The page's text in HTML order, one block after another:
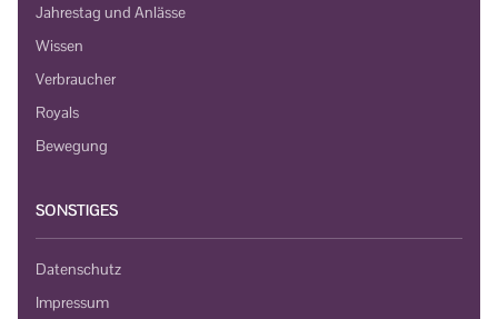
Jahrestag und Anlässe
Wissen
Verbraucher
Royals
Bewegung
SONSTIGES
Datenschutz
Impressum